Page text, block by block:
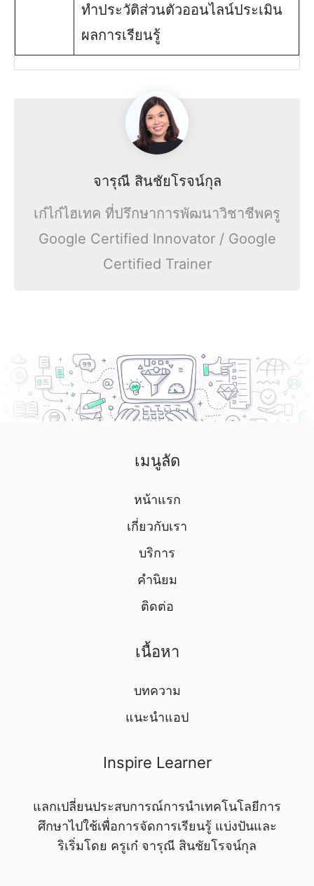
ทำประวัติส่วนตัวออนไลน์ประเมิน
ผลการเรียนรู้
จารุณี สินชัยโรจน์กุล
เก๋ไก๋ไฮเทค ที่ปรึกษาการพัฒนาวิชาชีพครู
Google Certified Innovator / Google
Certified Trainer
เมนูลัด
หน้าแรก
เกี่ยวกับเรา
บริการ
คำนิยม
ติดต่อ
เนื้อหา
บทความ
แนะนำแอป
Inspire Learner
แลกเปลี่ยนประสบการณ์การนำเทคโนโลยีการ
ศึกษาไปใช้เพื่อการจัดการเรียนรู้ แบ่งปันและ
ริเริ่มโดย ครูเก๋ จารุณี สินชัยโรจน์กุล